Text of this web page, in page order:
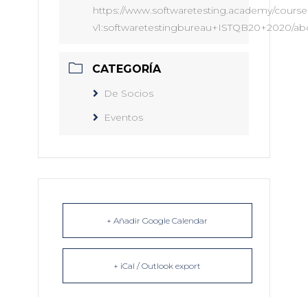
https://www.softwaretesting.academy/
v1:softwaretestingbureau+ISTQB20+2020/
CATEGORÍA
De Socios
Eventos
+ Añadir Google Calendar
+ iCal / Outlook export